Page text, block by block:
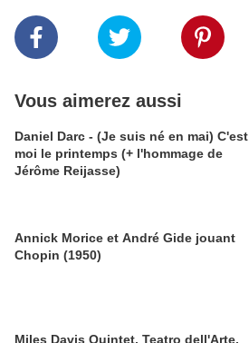
Vous aimerez aussi
Daniel Darc - (Je suis né en mai) C'est
moi le printemps (+ l'hommage de
Jérôme Reijasse)
Annick Morice et André Gide jouant
Chopin (1950)
Miles Davis Quintet, Teatro dell'Arte,